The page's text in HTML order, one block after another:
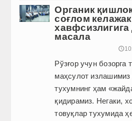
Органик
соғлом
масала
Рўзғор учун бозорга
маҳсулот излашимиз
тухумнинг ҳам
қидирамиз. Негаки,
товуқлар тухумида